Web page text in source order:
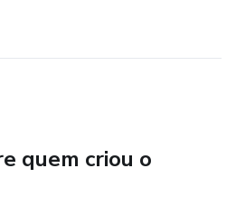
do Ministério da Agricultura,
de 260%, enquanto a
quem criou o